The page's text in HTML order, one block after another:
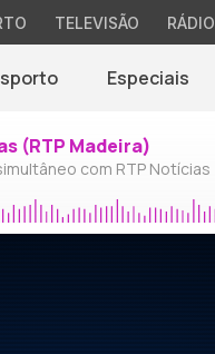
TELEVISÃO RÁDIO
Especiais
(RTP Madeira)
com RTP Notícias